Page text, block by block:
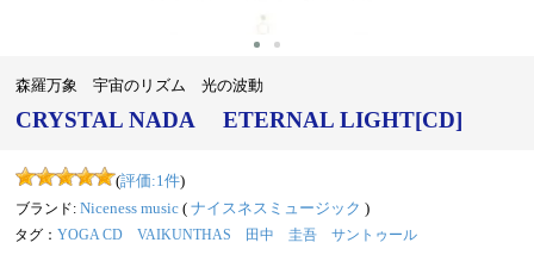
森羅万象 宇宙のリズム 光の波動
CRYSTAL NADA ETERNAL LIGHT[CD]
(評価:1件)
ブランド: Niceness music (ナイスネスミュージック )
タグ： YOGA CD VAIKUNTHAS 田中 圭吾 サントゥール